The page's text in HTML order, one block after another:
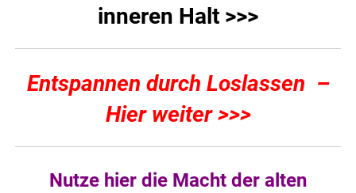
inneren Halt >>>
Entspannen durch Loslassen –
Hier weiter >>>
Nutze hier die Macht der alten